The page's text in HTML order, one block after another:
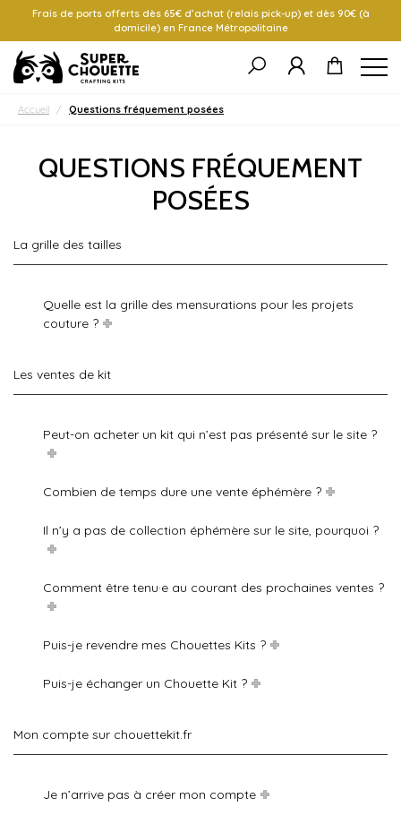
Frais de ports offerts dès 65€ d’achat (relais pick-up) et dès 90€ (à
domicile) en France Métropolitaine
QUESTIONS FRÉQUEMENT
POSÉES
Accueil / Questions fréquement posées
La grille des tailles
Quelle est la grille des mensurations pour les projets
couture ?
Les ventes de kit
Peut-on acheter un kit qui n’est pas présenté sur le site ?
Combien de temps dure une vente éphémère ?
Il n’y a pas de collection éphémère sur le site, pourquoi ?
Comment être tenu·e au courant des prochaines ventes ?
Puis-je revendre mes Chouettes Kits ?
Puis-je échanger un Chouette Kit ?
Mon compte sur chouettekit.fr
Je n’arrive pas à créer mon compte